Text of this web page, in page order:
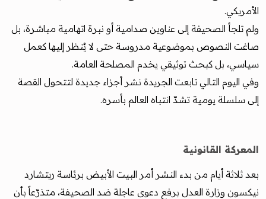
الأمريكي.
ولم تلجأ الصحيفة إلى عناوين صدامية أو نبرة اتهامية مباشرة، بل
صاغت النصوص بموضوعية مدروسة حتى لا يُنظر إليها كعمل
سياسي، بل كبحث توثيقي يخدم المصلحة العامة.
وفي اليوم التالي تابعت الجريدة نشر أجزاء جديدة لتتحول القصة
إلى سلسلة يومية تشدّ انتباه العالم بأسره.
المعركة القانونية
بعد ثلاثة أيام من بدء النشر أمر البيت الأبيض برئاسة ريتشارد
نيكسون وزارة العدل برفع دعوى عاجلة ضد الصحيفة، متذرّعاً بأن